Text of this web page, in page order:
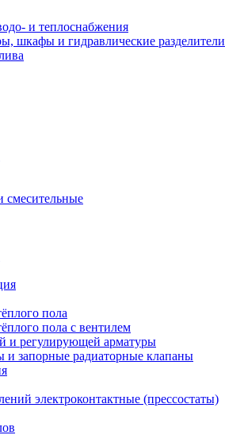
и теплоснабжения
шкафы и гидравлические разделители
смесительные
пола
пола с вентилем
и регулирующей арматуры
и запорные радиаторные клапаны
электроконтактные (прессостаты)